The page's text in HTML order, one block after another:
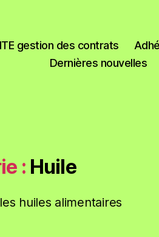
gestion des contrats
Dernières nouvelles
: Huile
huiles alimentaires